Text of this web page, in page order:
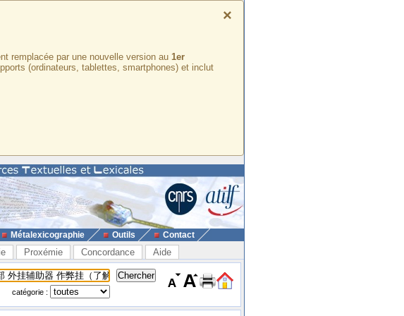
×
remplacée par une nouvelle version au 1er
(ordinateurs, tablettes, smartphones) et inclut
Métalexicographie Outils Contact
Proxémie Concordance Aide
catégorie :